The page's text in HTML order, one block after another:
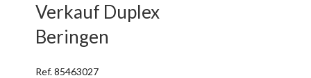
Verkauf Duplex
Beringen
Ref. 85463027